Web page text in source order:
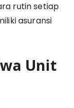
rutin setiap
asuransi
Unit